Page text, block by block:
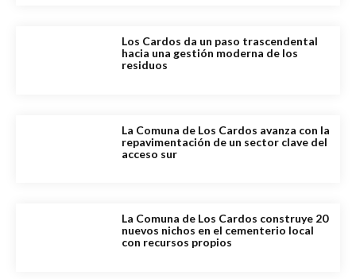
Los Cardos da un paso trascendental
hacia una gestión moderna de los
residuos
La Comuna de Los Cardos avanza con la
repavimentación de un sector clave del
acceso sur
La Comuna de Los Cardos construye 20
nuevos nichos en el cementerio local
con recursos propios